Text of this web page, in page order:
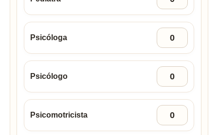
Psicóloga
Psicólogo
Psicomotricista